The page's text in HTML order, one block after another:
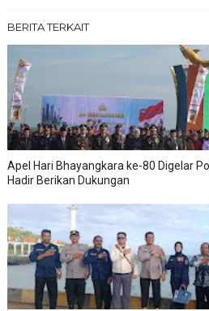
BERITA TERKAIT
Apel Hari Bhayangkara ke-80 Digelar
Hadir Berikan Dukungan